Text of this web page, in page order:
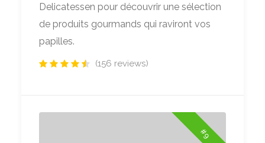
Delicatessen pour découvrir une sélection
de produits gourmands qui raviront vos
papilles.
(156 reviews)
#9